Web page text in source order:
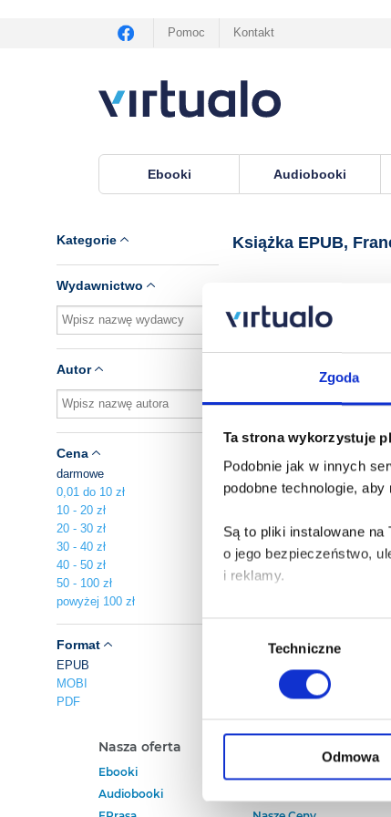
Zgoda
Ta strona wykorzystuje
Podobnie jak w innych
podobne technologie,
Są to pliki instalowane
o jego bezpieczeństwo,
i reklamy.
Poza plikami, które są
Twojej zgody.
Każda udzielona zgoda
Wybór
Techniczne
Odmowa
Pomoc Kontakt
Ebooki Audiobooki
Kategorie
Wydawnictwo
Autor
Cena
darmowe
0,01 do 10 zł
10 - 20 zł
20 - 30 zł
30 - 40 zł
40 - 50 zł
50 - 100 zł
powyżej 100 zł
Format
EPUB
MOBI
PDF
Książka EPUB,
Nasza oferta
Ebooki
Audiobooki